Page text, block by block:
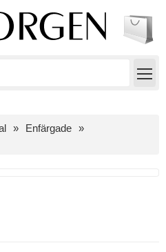
Enfärgade